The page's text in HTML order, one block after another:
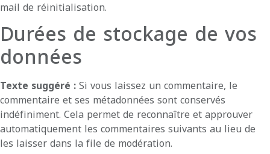
mail de réinitialisation.
Durées de stockage de vos
données
Texte suggéré :Si vous laissez un commentaire, le
commentaire et ses métadonnées sont conservés
indéfiniment. Cela permet de reconnaître et approuver
automatiquement les commentaires suivants au lieu de
les laisser dans la file de modération.